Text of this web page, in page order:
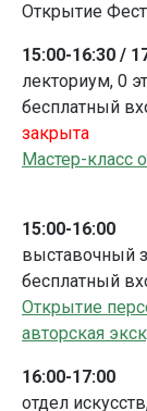
Открытие
15:00-16:30 /
лекториум, 0
бесплатный
закрыта
Мастер-класс
15:00-16:00
выставочный
бесплатный
Открытие
авторская
16:00-17:00
отдел